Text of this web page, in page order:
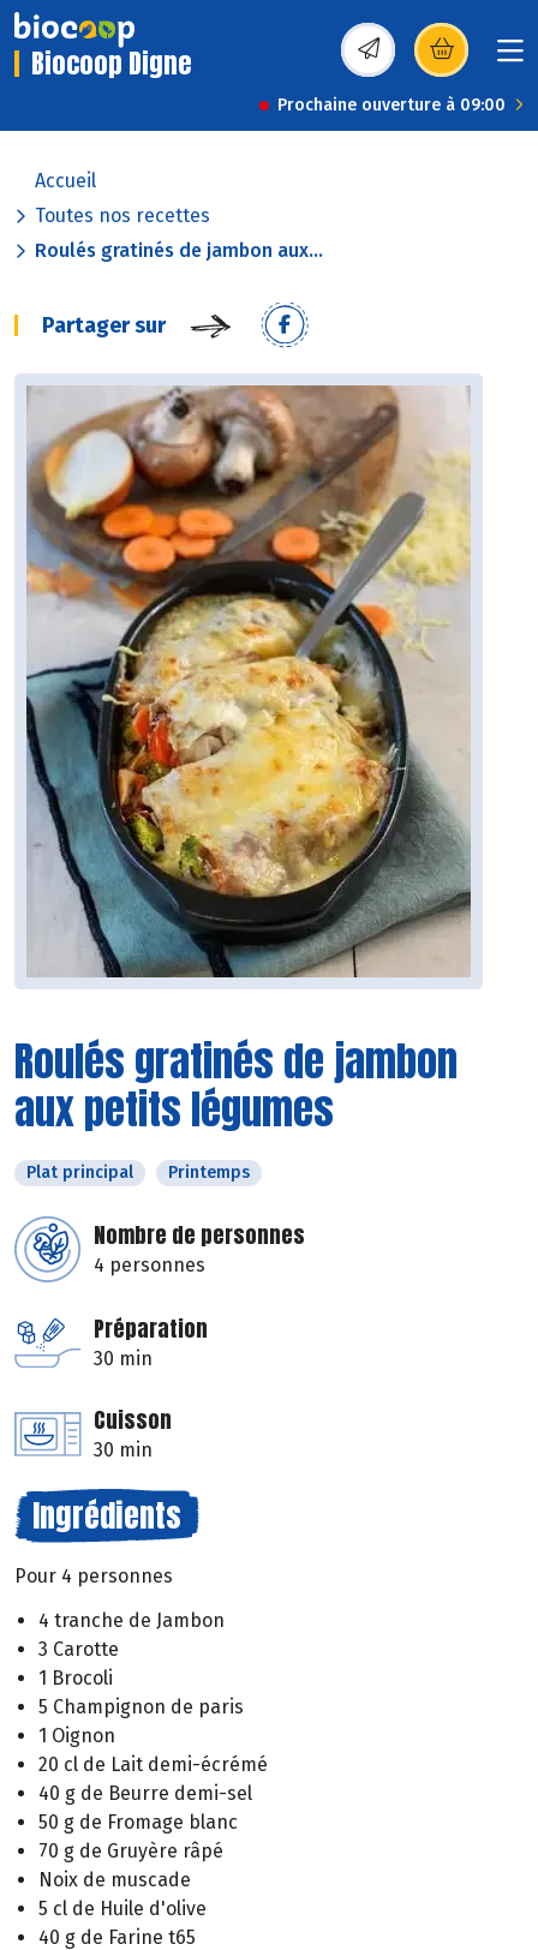
Biocoop Digne (s’ouvre dans une
Prochaine ouverture à 09:00
Accueil
Toutes nos recettes
Roulés gratinés de jambon aux...
Partager sur
Roulés gratinés de jambon
aux petits légumes
Plat principal Printemps
Nombre de personnes
4 personnes
Préparation
30 min
Cuisson
30 min
Ingrédients
Pour 4 personnes
4 tranche de Jambon
3 Carotte
1 Brocoli
5 Champignon de paris
1 Oignon
20 cl de Lait demi-écrémé
40 g de Beurre demi-sel
50 g de Fromage blanc
70 g de Gruyère râpé
Noix de muscade
5 cl de Huile d'olive
40 g de Farine t65